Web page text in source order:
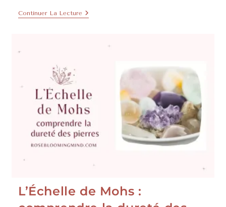
Continuer La Lecture
L’Échelle de Mohs :